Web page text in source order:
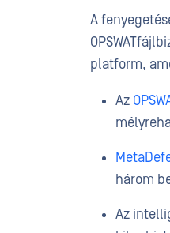
A
platform,
Az
három
Az